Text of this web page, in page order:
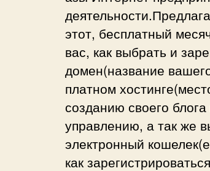
этот, бесплатный
вас, как выбрать и
домен(название
платном
созданию своего
управлению, а так же
электронный
как